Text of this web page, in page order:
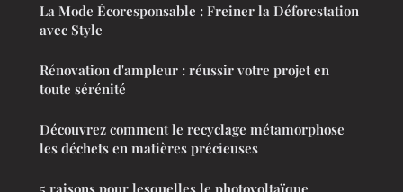
La Mode Écoresponsable : Freiner la Déforestation
avec Style
Rénovation d'ampleur : réussir votre projet en
toute sérénité
Découvrez comment le recyclage métamorphose
les déchets en matières précieuses
5 raisons pour lesquelles le photovoltaïque